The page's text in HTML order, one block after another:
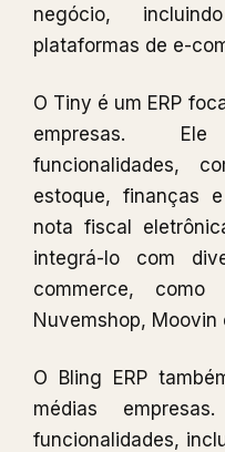
negócio,
plataformas de e-
O Tiny é um ERP
empresas.
funcionalidades,
estoque, finanças
nota fiscal
integrá-lo com
commerce, como
Nuvemshop, Moovin
O Bling ERP
médias
funcionalidades,